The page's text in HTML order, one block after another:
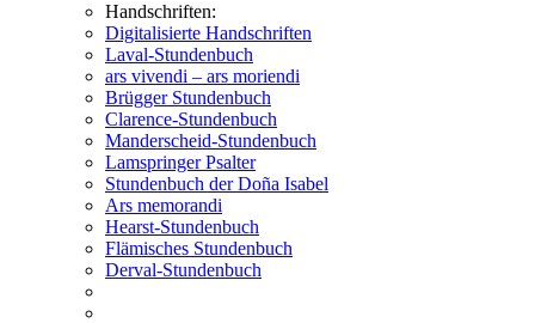
Handschriften:
Digitalisierte Handschriften
Laval-Stundenbuch
ars vivendi – ars moriendi
Brügger Stundenbuch
Clarence-Stundenbuch
Manderscheid-Stundenbuch
Lamspringer Psalter
Stundenbuch der Doña Isabel
Ars memorandi
Hearst-Stundenbuch
Flämisches Stundenbuch
Derval-Stundenbuch